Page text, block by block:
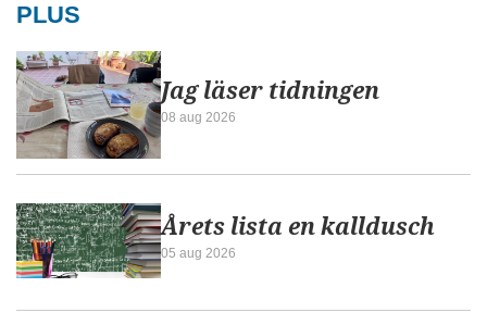
PLUS
Jag läser tidningen
08 aug 2026
Årets lista en kalldusch
05 aug 2026